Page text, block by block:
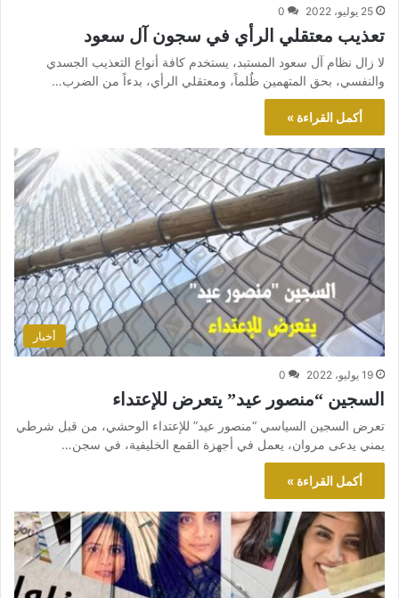
25 يوليو، 2022 0
تعذيب معتقلي الرأي في سجون آل سعود
لا زال نظام آل سعود المستبد، يستخدم كافة أنواع التعذيب الجسدي
والنفسي، بحق المتهمين ظٌلماً، ومعتقلي الرأي، بدءاً من الضرب…
أكمل القراءة »
أخبار
19 يوليو، 2022 0
السجين “منصور عيد” يتعرض للإعتداء
تعرض السجين السياسي “منصور عيد” للإعتداء الوحشي، من قبل شرطي
يمني يدعى مروان، يعمل في أجهزة القمع الخليفية، في سجن…
أكمل القراءة »